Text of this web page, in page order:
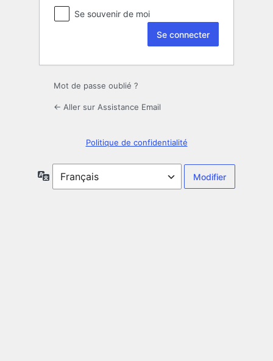
Se souvenir de moi
Mot de passe oublié ?
← Aller sur Assistance Email
Politique de confidentialité
Langue